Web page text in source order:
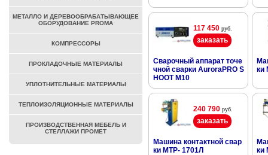
117 450 руб.
заказать
Сварочный аппарат точе
чной сварки AuroraPRO S
HOOT M10
ки
240 790 руб.
заказать
Машина контактной свар
ки МТР- 1701Л
ки
МЕТАЛЛО И ДЕРЕВООБРАБАТЫВАЮЩЕЕ
ОБОРУДОВАНИЕ PROMA
КОМПРЕССОРЫ
ПРОКЛАДОЧНЫЕ МАТЕРИАЛЫ
УПЛОТНИТЕЛЬНЫЕ МАТЕРИАЛЫ
ТЕПЛОИЗОЛЯЦИОННЫЕ МАТЕРИАЛЫ
ПРОИЗВОДСТВЕННАЯ МЕБЕЛЬ И
СТЕЛЛАЖИ ПРОМЕТ